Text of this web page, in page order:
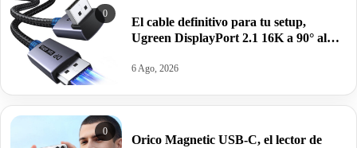
0
El cable definitivo para tu setup,
Ugreen DisplayPort 2.1 16K a 90° al
6 Ago, 2026
0
Orico Magnetic USB-C, el lector de